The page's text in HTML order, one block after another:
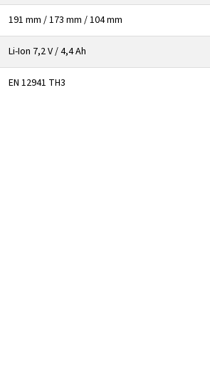
191 mm / 173 mm / 104 mm
Li-Ion 7,2 V / 4,4 Ah
EN 12941 TH3